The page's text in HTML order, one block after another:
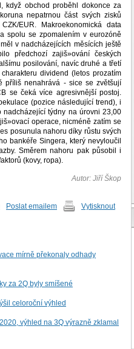
když obchod proběhl dokonce za
nepatrnou část svých zisků
EUR. Makroekonomická data
spolu se zpomalením v eurozóně
v nadcházejících měsících ještě
předchozí zajiš»ování českých
posilování, navíc druhé a třetí
dividend (letos prozatím
příliš nenahrává - sice se zvětšují
se čeká více agresivnější postoj.
(pozice následující trend), i
týdny na úrovni 23,00
operace, nicméně zatím se
posunula nahoru díky růstu svých
bankéře Singera, který nevyloučil
Směrem nahoru pak působil i
(kovy, ropa).
Autor: Jiří Škop
Poslat emailem Vytisknout
mírně překonaly odhady
za 2Q byly smíšené
celoroční výhled
výhled na 3Q výrazně zklamal